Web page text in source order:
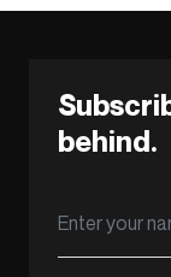
behind.